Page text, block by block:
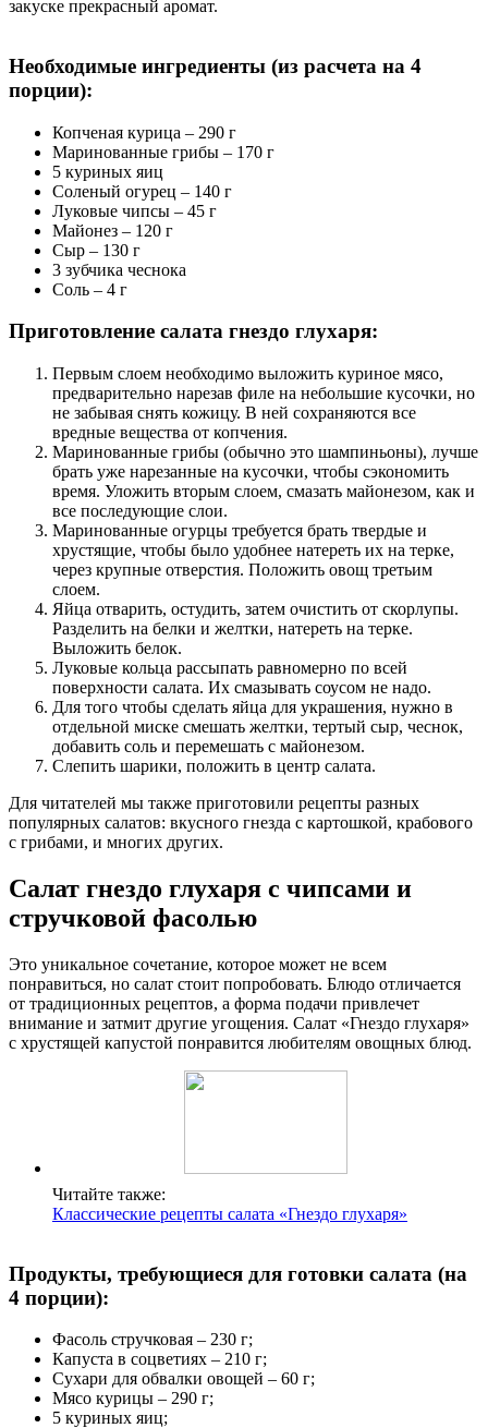
закуске прекрасный аромат.
Необходимые ингредиенты (из расчета на 4
порции):
Копченая курица – 290 г
Маринованные грибы – 170 г
5 куриных яиц
Соленый огурец – 140 г
Луковые чипсы – 45 г
Майонез – 120 г
Сыр – 130 г
3 зубчика чеснока
Соль – 4 г
Приготовление салата гнездо глухаря:
Первым слоем необходимо выложить куриное мясо,
предварительно нарезав филе на небольшие кусочки, но
не забывая снять кожицу. В ней сохраняются все
вредные вещества от копчения.
Маринованные грибы (обычно это шампиньоны), лучше
брать уже нарезанные на кусочки, чтобы сэкономить
время. Уложить вторым слоем, смазать майонезом, как и
все последующие слои.
Маринованные огурцы требуется брать твердые и
хрустящие, чтобы было удобнее натереть их на терке,
через крупные отверстия. Положить овощ третьим
слоем.
Яйца отварить, остудить, затем очистить от скорлупы.
Разделить на белки и желтки, натереть на терке.
Выложить белок.
Луковые кольца рассыпать равномерно по всей
поверхности салата. Их смазывать соусом не надо.
Для того чтобы сделать яйца для украшения, нужно в
отдельной миске смешать желтки, тертый сыр, чеснок,
добавить соль и перемешать с майонезом.
Слепить шарики, положить в центр салата.
Для читателей мы также приготовили рецепты разных
популярных салатов: вкусного гнезда с картошкой, крабового
с грибами, и многих других.
Салат гнездо глухаря с чипсами и
стручковой фасолью
Это уникальное сочетание, которое может не всем
понравиться, но салат стоит попробовать. Блюдо отличается
от традиционных рецептов, а форма подачи привлечет
внимание и затмит другие угощения. Салат «Гнездо глухаря»
с хрустящей капустой понравится любителям овощных блюд.
Читайте также:
Классические рецепты салата «Гнездо глухаря»
Продукты, требующиеся для готовки салата (на
4 порции):
Фасоль стручковая – 230 г;
Капуста в соцветиях – 210 г;
Сухари для обвалки овощей – 60 г;
Мясо курицы – 290 г;
5 куриных яиц;